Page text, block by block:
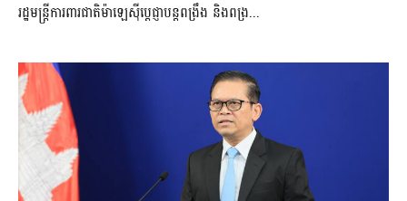
រដ្ឋមន្ត្រីការពារជាតិម៉ាឡេស៊ីប្ដេជ្ញាបន្តពង្រឹង និងពង្រ...